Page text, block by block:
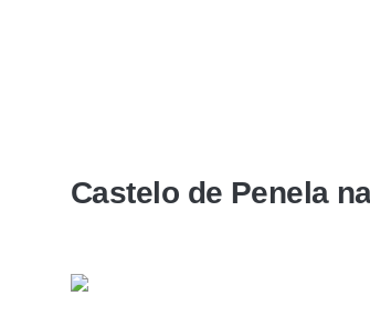
Castelo de Penela